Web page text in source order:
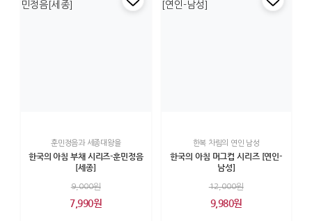
훈민정음과 세종대왕을
한국의 아침 부채 시리즈-훈민정음
[세종]
9,000원
7,990원
한복 차림의 연인 남성
한국의 아침 머그컵 시리즈 [연인-
남성]
12,000원
9,980원